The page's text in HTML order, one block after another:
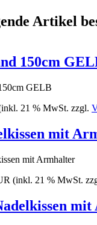
Artikel
150cm
GELB
21 % MwSt. zzgl.
mit
mit Armhalter
(inkl. 21 % MwSt.